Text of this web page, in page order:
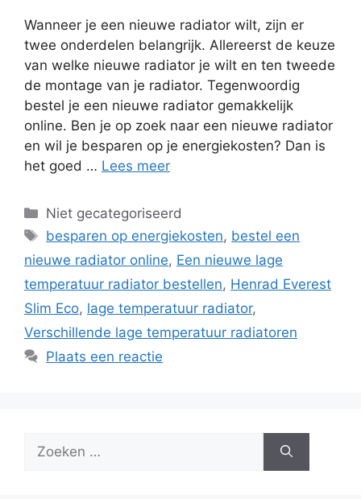
Wanneer je een nieuwe radiator wilt, zijn er
twee onderdelen belangrijk. Allereerst de keuze
van welke nieuwe radiator je wilt en ten tweede
de montage van je radiator. Tegenwoordig
bestel je een nieuwe radiator gemakkelijk
online. Ben je op zoek naar een nieuwe radiator
en wil je besparen op je energiekosten? Dan is
het goed … Lees meer
Categorieën
Niet gecategoriseerd
Tags
besparen op energiekosten, bestel een
nieuwe radiator online, Een nieuwe lage
temperatuur radiator bestellen, Henrad Everest
Slim Eco, lage temperatuur radiator,
Verschillende lage temperatuur radiatoren
Plaats een reactie
naar: